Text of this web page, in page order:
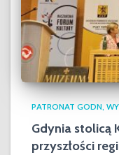
PATRONAT GODN
Gdynia stolicą
przyszłości